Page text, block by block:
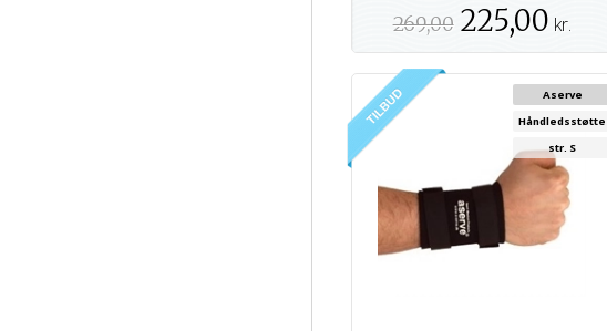
269,00 225,00 kr.
Aserve
Håndledsstøtte
str. S